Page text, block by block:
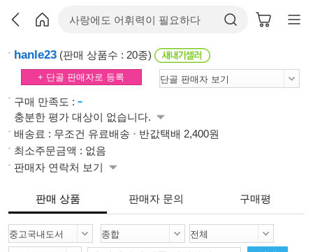
hanle23 (판매 상품수 : 20종)
+ 단골 판매자로 등록
구매 만족도 : -
충분한 평가 대상이 없습니다.
배송료 : 무조건 유료배송 · 반값택배 2,400원
최소주문금액 : 없음
판매자 연락처 보기
판매 상품 판매자 문의 구매평